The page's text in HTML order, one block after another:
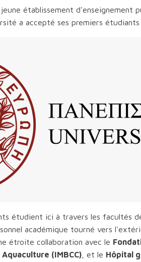
établissement d'enseignement
a accepté ses premiers étudiants
étudient ici à travers les facultés
académique tourné vers
étroite collaboration avec le
Aquaculture (IMBCC) , et le Hôpital